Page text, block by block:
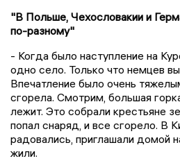
"В Польше, Чехословакии и
по-разному"
- Когда было наступление на
одно село. Только что немцев
Впечатление было очень
сгорела. Смотрим, большая
лежит. Это собрали крестьяне
попал снаряд, и все сгорело. В
радовались, приглашали домой
жили.